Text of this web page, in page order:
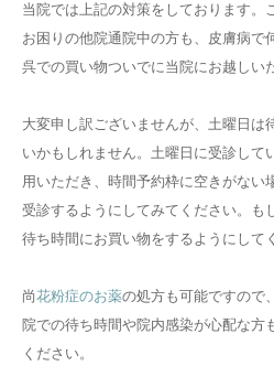
当院では上記の対策をしております。
お困りの他院通院中の方も、皮膚病で
呉での買い物ついでに当院にお越しい
大変申し訳ございませんが、土曜日は
いかもしれません。土曜日に受診して
用いただき、時間予約枠に空きがない
受診するようにしてみてください。も
待ち時間にお買い物をするようにして
尚花粉症のお薬の処方も可能ですので
院での待ち時間や院内感染が心配な方
ください。